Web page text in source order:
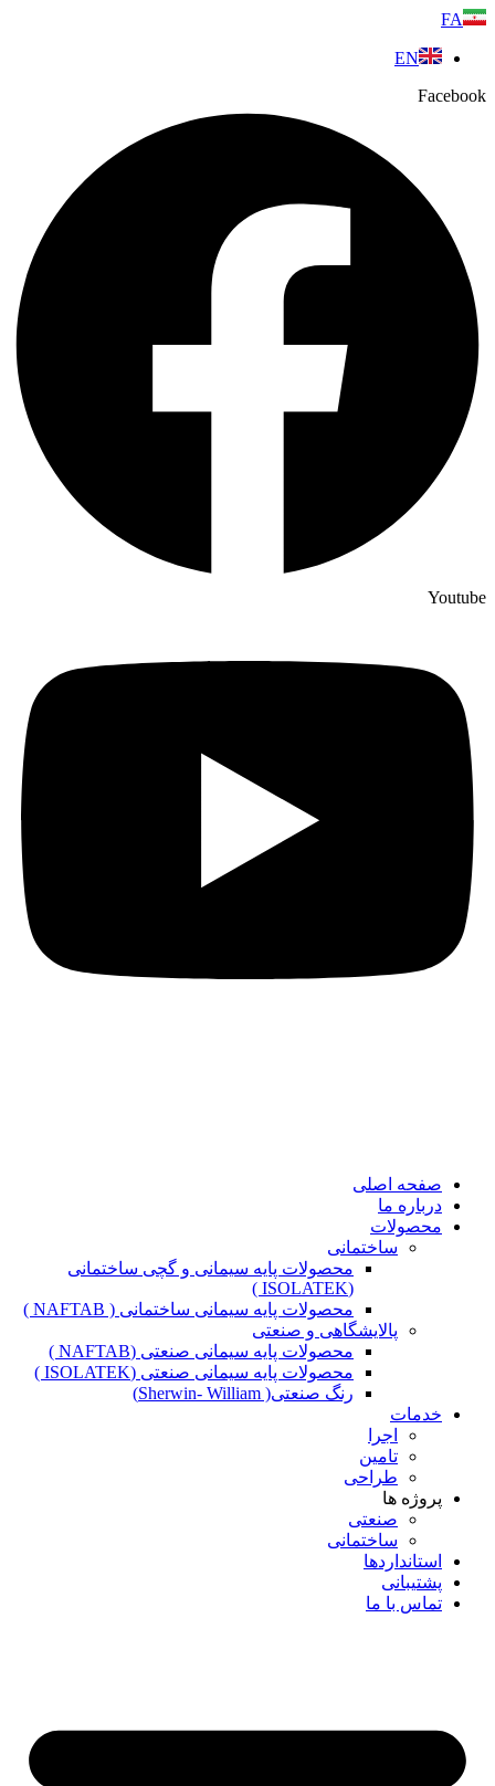
پرش
محتوا
FA
EN
Facebook
Youtube
صفحه اصلی
درباره ما
محصولات
ساختمانی
محصولات پایه سیمانی و گچی ساختمانی
(ISOLATEK )
محصولات پایه سیمانی ساختمانی ( NAFTAB )
پالایشگاهی و صنعتی
محصولات پایه سیمانی صنعتی (NAFTAB )
محصولات پایه سیمانی صنعتی (ISOLATEK )
رنگ صنعتی( Sherwin- William)
خدمات
اجرا
تامین
طراحی
پروژه ها
صنعتی
ساختمانی
استانداردها
پشتیبانی
تماس با ما